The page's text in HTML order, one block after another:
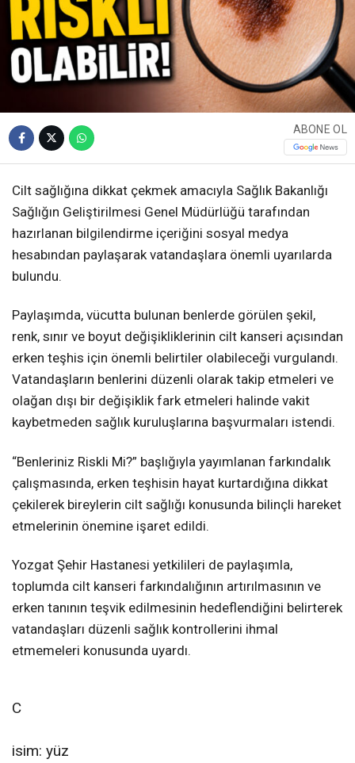
ABONE OL
Cilt sağlığına dikkat çekmek amacıyla Sağlık Bakanlığı
Sağlığın Geliştirilmesi Genel Müdürlüğü tarafından
hazırlanan bilgilendirme içeriğini sosyal medya
hesabından paylaşarak vatandaşlara önemli uyarılarda
bulundu.
Paylaşımda, vücutta bulunan benlerde görülen şekil,
renk, sınır ve boyut değişikliklerinin cilt kanseri açısından
erken teşhis için önemli belirtiler olabileceği vurgulandı.
Vatandaşların benlerini düzenli olarak takip etmeleri ve
olağan dışı bir değişiklik fark etmeleri halinde vakit
kaybetmeden sağlık kuruluşlarına başvurmaları istendi.
“Benleriniz Riskli Mi?” başlığıyla yayımlanan farkındalık
çalışmasında, erken teşhisin hayat kurtardığına dikkat
çekilerek bireylerin cilt sağlığı konusunda bilinçli hareket
etmelerinin önemine işaret edildi.
Yozgat Şehir Hastanesi yetkilileri de paylaşımla,
toplumda cilt kanseri farkındalığının artırılmasının ve
erken tanının teşvik edilmesinin hedeflendiğini belirterek
vatandaşları düzenli sağlık kontrollerini ihmal
etmemeleri konusunda uyardı.
C
isim: yüz